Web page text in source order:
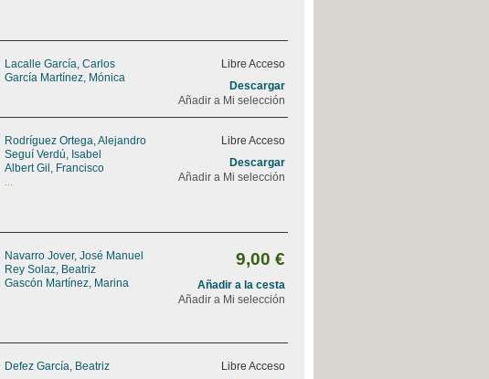
Lacalle García, Carlos
García Martínez, Mónica
Libre Acceso
Descargar
Añadir a Mi selección
Rodríguez Ortega, Alejandro
Seguí Verdú, Isabel
Albert Gil, Francisco
...
Libre Acceso
Descargar
Añadir a Mi selección
Navarro Jover, José Manuel
Rey Solaz, Beatriz
Gascón Martínez, Marina
9,00 €
Añadir a la cesta
Añadir a Mi selección
Defez García, Beatriz
Libre Acceso